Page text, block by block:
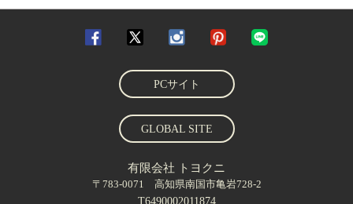
PCサイト
GLOBAL SITE
有限会社 トヨクニ
〒783-0071 高知県南国市亀岩728-2
T6490002011874